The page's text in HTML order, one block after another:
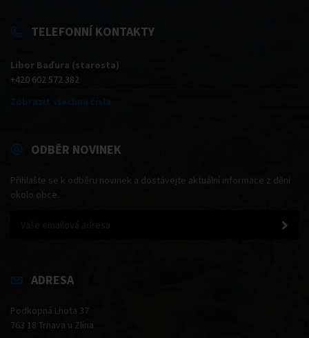
TELEFONNÍ KONTAKTY
Libor Baďura (starosta)
+420 602 572 382
Zobrazit všechna čísla
ODBĚR NOVINEK
Přihlašte se k odběru novinek a dostávejte aktuální informace z dění
okolo obce.
ADRESA
Podkopná Lhota 37
763 18 Trnava u Zlína